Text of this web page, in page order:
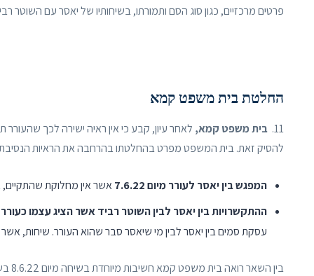
פרטים מרכזיים, כגון סוג הסם ותמורתו, בשיחותיו של יאסר עם השוטר
החלטת בית משפט קמא
11. בית משפט קמא, לאחר עיון, קבע כי אין ראיה ישירה לכך
להסיק זאת. בית המשפט מפרט בהחלטתו בהרחבה את הראיות
המפגש בין יאסר לעורר מיום 7.6.22
אשר אין מחלוקת
ההתקשרויות בין יאסר לבין השוטר רביד אשר הציג עצמו כעורר
עסקת סמים בין יאסר לבין מי שיאסר סבר שהוא העורר.